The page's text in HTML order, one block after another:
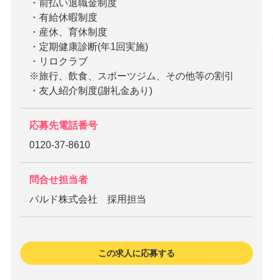
・前払い退職金制度
・有給休暇制度
・産休、育休制度
・定期健康診断(年1回実施)
・リロクラブ
※旅行、飲食、スポーツジム、その他等の割引
・友人紹介制度(謝礼金あり)
応募先電話番号
0120-37-8610
問合せ担当者
パルド株式会社 採用担当
この求人に応募する